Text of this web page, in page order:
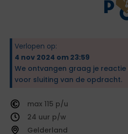
Verlopen op:
4 nov 2024 om 23:59
We ontvangen graag je reactie
voor sluiting van de opdracht.
115
24
Gelderland